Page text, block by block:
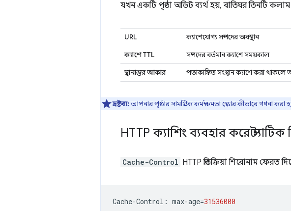
যখন একটি পৃষ্ঠা অডিট ব্যর্থ হয়, বাতিঘর তিনটি
URL
ক্যাশেযোগ্য সম্পদের অবস্থান
ক্যাশে TTL
সম্পদের বর্তমান ক্যাশে সময়কাল
স্থানান্তর আকার
পতাকাঙ্কিত সংস্থান ক্যাশে করা
দ্রষ্টব্য:আপনার পৃষ্ঠার সামগ্রিক কর্মক্ষমতা স্কোর কীভাবে গণনা করা
HTTP ক্যাশিং ব্যবহার করে
Cache-Control HTTP প্রতিক্রিয়া শিরোনাম
Cache-Control : max-age=31536000